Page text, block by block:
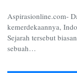
Aspirasionline.com-
kemerdekaannya,
Sejarah tersebut
sebuah…